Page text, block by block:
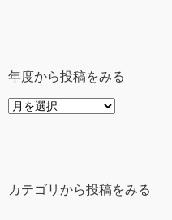
年度から投稿をみる
年
稿
カテゴリから投稿をみる